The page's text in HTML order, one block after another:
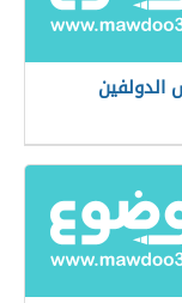
الدولفين